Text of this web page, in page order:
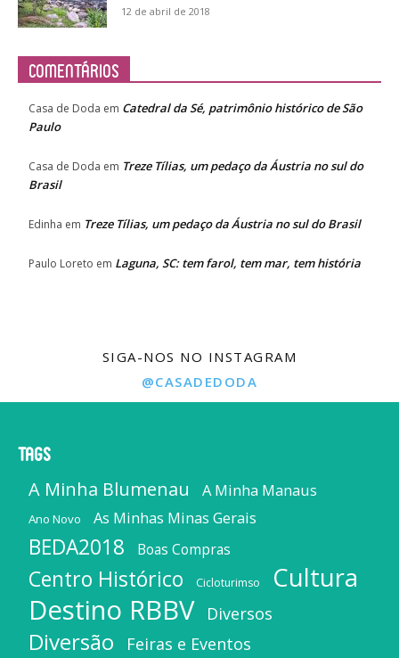
12 de abril de 2018
Comentários
Casa de Doda em Catedral da Sé, patrimônio histórico de São
Paulo
Casa de Doda em Treze Tílias, um pedaço da Áustria no sul do
Brasil
Edinha em Treze Tílias, um pedaço da Áustria no sul do Brasil
Paulo Loreto em Laguna, SC: tem farol, tem mar, tem história
SIGA-NOS NO INSTAGRAM
@CASADEDODA
Tags
A Minha Blumenau A Minha Manaus
Ano Novo As Minhas Minas Gerais
BEDA2018 Boas Compras
Centro Histórico Cicloturimso Cultura
Destino RBBV Diversos
Diversão Feiras e Eventos